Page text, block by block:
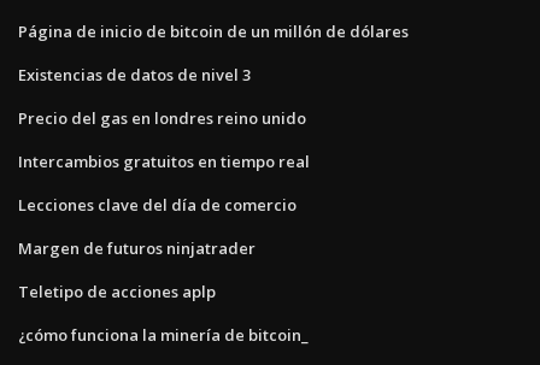
Página de inicio de bitcoin de un millón de dólares
Existencias de datos de nivel 3
Precio del gas en londres reino unido
Intercambios gratuitos en tiempo real
Lecciones clave del día de comercio
Margen de futuros ninjatrader
Teletipo de acciones aplp
¿cómo funciona la minería de bitcoin_